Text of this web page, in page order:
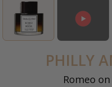
PHILLY
Romeo